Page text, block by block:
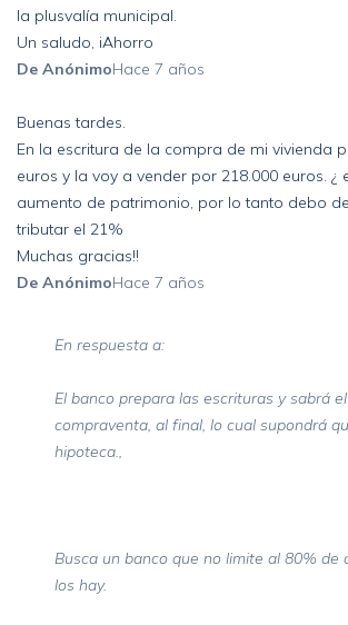
la plusvalía municipal.
Un saludo, iAhorro
De AnónimoHace 7 años
Buenas tardes.
En la escritura de la compra de mi vivienda
euros y la voy a vender por 218.000 euros. ¿
aumento de patrimonio, por lo tanto debo
tributar el 21%
Muchas gracias!!
De AnónimoHace 7 años
En respuesta a:
El banco prepara las escrituras y sabrá
compraventa, al final, lo cual supondrá
hipoteca.,
Busca un banco que no limite al 80% de
los hay.